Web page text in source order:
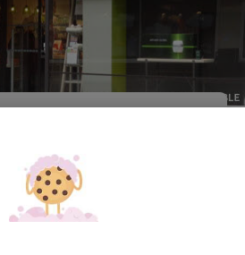
IR A LA TIENDA